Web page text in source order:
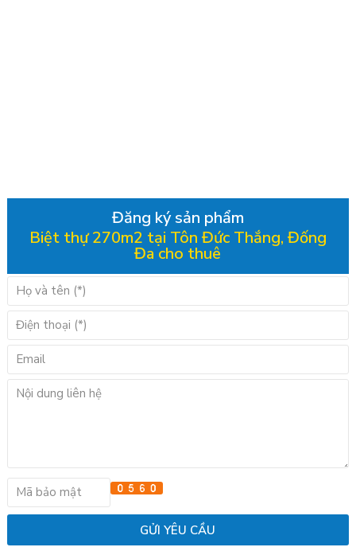
Đăng ký sản phẩm
Biệt thự 270m2 tại Tôn Đức Thắng, Đống
Đa cho thuê